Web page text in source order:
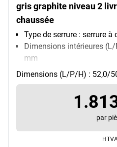
gris graphite niveau 2
chaussée
Type de serrure : serrure à
Dimensions intérieures
mm
Fixation : fixation au sol
Verrouillage : 3 Seiten
Dimensions (L/P/H) : 52,0/
par